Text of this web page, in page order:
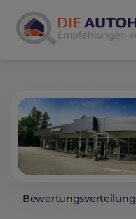
Bewertungsverteilung